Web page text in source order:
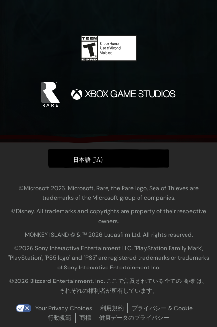
日本語 (JA)
©Microsoft 2026. Microsoft, Rare, the Rare logo, Sea of Thieves are
trademarks of the Microsoft group of companies.
©Disney. All trademarks and copyrights are property of their respective
owners.
MONKEY ISLAND © & ™ 20‍26 Lucasfilm Ltd. All rights reserved.
©2026 Sony Interactive Entertainment LLC. "PlayStation Family Mark",
"PlayStation", "PS5 logo" and "PS5" are registered trademarks or trademarks
of Sony Interactive Entertainment Inc.
©2026 Blizzard Entertainment, Inc. ここで言及されている全ての 商標 は、
それぞれの権利者が所有しています。
Your Privacy Choices 利用規約
プライバシー & Cookie
行動規範
商標 健康データのプライバシー